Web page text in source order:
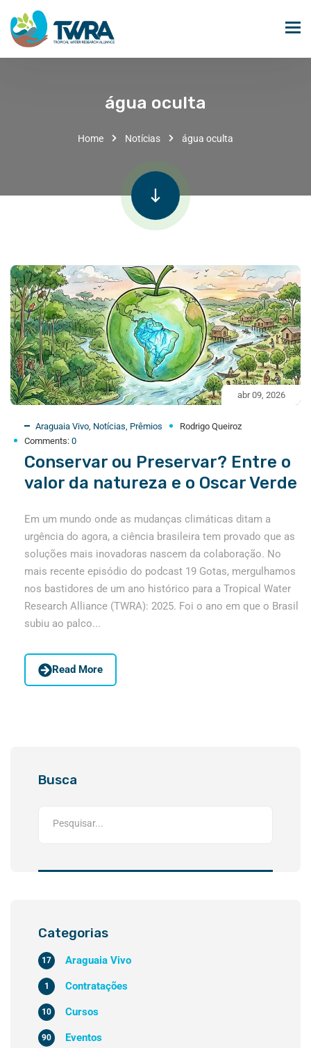
água oculta
Home Notícias água oculta
abr 09, 2026
Araguaia Vivo Notícias Prêmios
Rodrigo Queiroz
Comments: 0
Conservar ou Preservar? Entre o
valor da natureza e o Oscar Verde
Em um mundo onde as mudanças climáticas ditam a
urgência do agora, a ciência brasileira tem provado que as
soluções mais inovadoras nascem da colaboração. No
mais recente episódio do podcast 19 Gotas, mergulhamos
nos bastidores de um ano histórico para a Tropical Water
Research Alliance (TWRA): 2025. Foi o ano em que o Brasil
subiu ao palco...
Read More
Busca
Categorias
Araguaia Vivo
17
Contratações
1
Cursos
10
Eventos
90